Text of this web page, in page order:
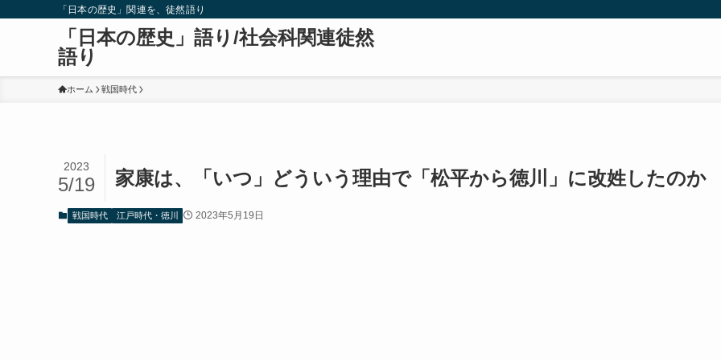
「日本の歴史」関連を、徒然語り
「日本の歴史」語り/社会科関連徒然
語り
ホーム 戦国時代
家康は、「いつ」どういう理由で「松平から徳川」に改姓したのか
2023
5/19
戦国時代 江戸時代・徳川 2023年5月19日